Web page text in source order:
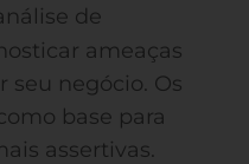
de
ameaças
negócio. Os
base para
assertivas.